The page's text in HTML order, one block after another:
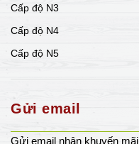
Cấp độ N3
Cấp độ N4
Cấp độ N5
Gửi email
Gửi email nhận khuyến mãi